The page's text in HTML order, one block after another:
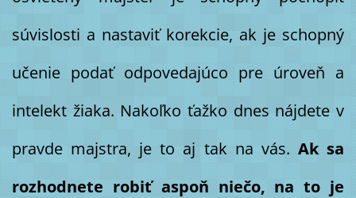
súvislosti a nastaviť korekcie, ak je schopný
učenie podať odpovedajúco pre úroveň a
intelekt žiaka. Nakoľko ťažko dnes nájdete v
pravde majstra, je to aj tak na vás. Ak sa
rozhodnete robiť aspoň niečo, na to je